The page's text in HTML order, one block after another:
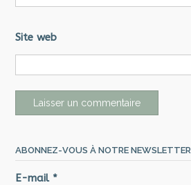
Site web
ABONNEZ-VOUS À NOTRE NEWSLETTER
E-mail *